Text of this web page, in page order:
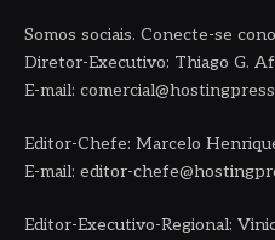
Somos sociais. Conecte-se
Diretor-Executivo: Thiago G.
E-mail:
Editor-Chefe: Marcelo
E-mail: editor-
Editor-Executivo-Regional: